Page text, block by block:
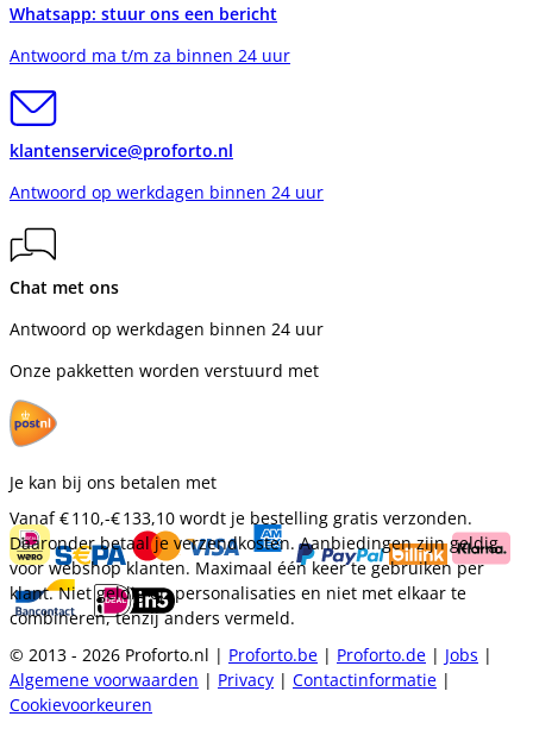
Whatsapp: stuur ons een bericht
Antwoord ma t/m za binnen 24 uur
klantenservice@proforto.nl
Antwoord op werkdagen binnen 24 uur
Chat met ons
Antwoord op werkdagen binnen 24 uur
Onze pakketten worden verstuurd met
Je kan bij ons betalen met
Vanaf€ 110,-€ 133,10 wordt je bestelling gratis verzonden.
Daaronder betaal je verzendkosten. Aanbiedingen zijn geldig
voor webshop klanten. Maximaal één keer te gebruiken per
klant. Niet geldig op personalisaties en niet met elkaar te
combineren, tenzij anders vermeld.
© 2013 - 2026 Proforto.nl | Proforto.be | Proforto.de | Jobs |
Algemene voorwaarden | Privacy | Contactinformatie |
Cookievoorkeuren